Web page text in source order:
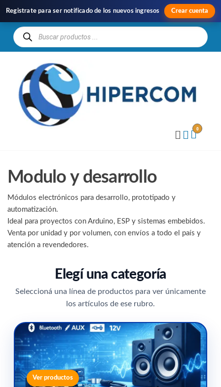
Registrate para ser notificado de los nuevos ingresos Crear cuenta
0
Modulo y desarrollo
Módulos electrónicos para desarrollo, prototipado y
automatización.
Ideal para proyectos con Arduino, ESP y sistemas embebidos.
Venta por unidad y por volumen, con envíos a todo el país y
atención a revendedores.
Elegí una categoría
Seleccioná una línea de productos para ver únicamente
los artículos de ese rubro.
Ver productos